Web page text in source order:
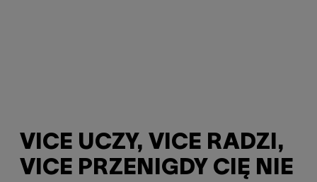
VICE UCZY, VICE RADZI,
VICE PRZENIGDY CIĘ NIE